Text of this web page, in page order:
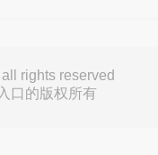
rights reserved
口的版权所有